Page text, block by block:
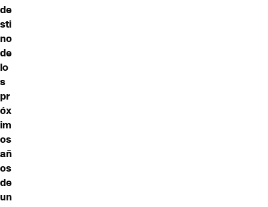
de
sti
no
de
lo
s
pr
óx
im
os
añ
os
de
un